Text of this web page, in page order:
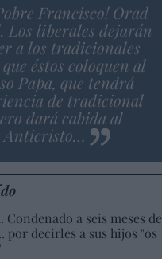
Francisco! Orad
Los liberales dejarán
a los tradicionales
éstos coloquen al
Papa, que tendrá
de tradicional
dará cabida al
Anticristo…
Condenado a seis meses de
por decirles a sus hijos "os